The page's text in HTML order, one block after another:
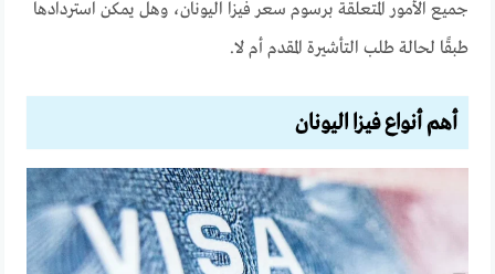
جميع الأمور المتعلقة برسوم سعر فيزا اليونان، وهل يمكن استردادها
طبقًا لحالة طلب التأشيرة المقدم أم لا.
أهم أنواع فيزا اليونان